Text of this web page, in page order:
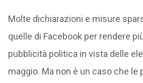
Molte dichiarazioni e misure
quelle di Facebook per rendere
pubblicità politica in vista delle
maggio. Ma non è un caso che